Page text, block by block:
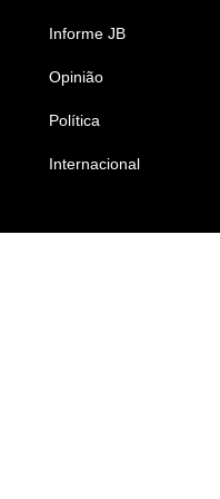
Informe JB
Opinião
Política
Internacional